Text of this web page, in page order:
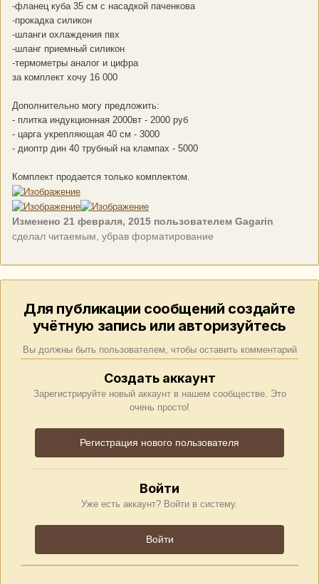
-фланец куба 35 см с насадкой паченкова
-прокадка силикон
-шланги охлаждения пвх
-шланг приемный силикон
-термометры аналог и цифра
за комплект хочу 16 000
Дополнительно могу предложить:
- плитка индукционная 2000вт - 2000 руб
- царга укрепляющая 40 см - 3000
- диоптр дин 40 трубный на клампах - 5000
Комплект продается только комплектом.
Изменено 21 февраля, 2015 пользователем Gagarin
сделал читаемым, убрав форматирование
Для публикации сообщений создайте
учётную запись или авторизуйтесь
Вы должны быть пользователем, чтобы оставить комментарий
Создать аккаунт
Зарегистрируйте новый аккаунт в нашем сообществе. Это
очень просто!
Регистрация нового пользователя
Войти
Уже есть аккаунт? Войти в систему.
Войти